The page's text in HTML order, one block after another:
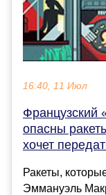
16:40, 11 Июл
Французский
опасны
хочет
Ракеты,
Эммануэль